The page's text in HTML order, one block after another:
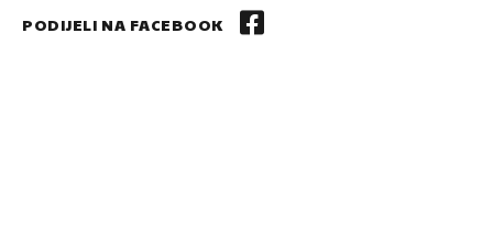
PODIJELI NA FACEBOOK